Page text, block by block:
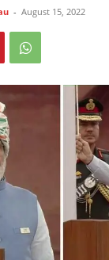
- August 15, 2022